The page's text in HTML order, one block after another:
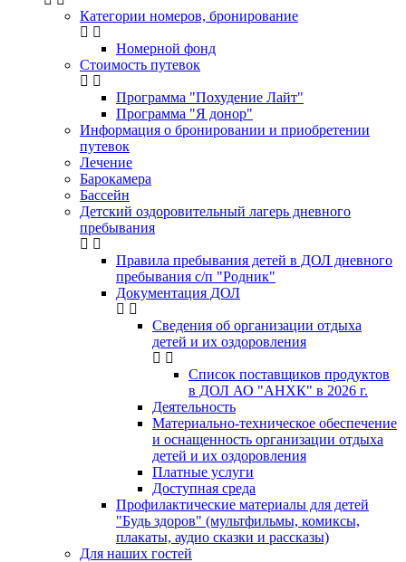
Категории номеров, бронирование
Номерной фонд
Стоимость путевок
Программа "Похудение Лайт"
Программа "Я донор"
Информация о бронировании и приобретении
путевок
Лечение
Барокамера
Бассейн
Детский оздоровительный лагерь дневного
пребывания
Правила пребывания детей в ДОЛ дневного
пребывания с/п "Родник"
Документация ДОЛ
Сведения об организации отдыха
детей и их оздоровления
Список поставщиков продуктов
в ДОЛ АО "АНХК" в 2026 г.
Деятельность
Материально-техническое обеспечение
и оснащенность организации отдыха
детей и их оздоровления
Платные услуги
Доступная среда
Профилактические материалы для детей
"Будь здоров" (мультфильмы, комиксы,
плакаты, аудио сказки и рассказы)
Для наших гостей